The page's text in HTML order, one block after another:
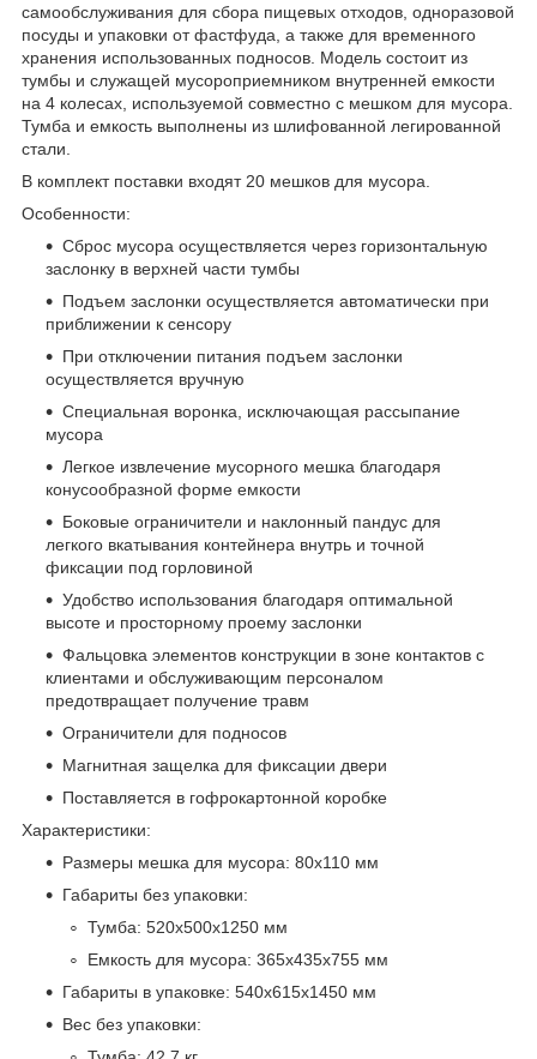
самообслуживания для сбора пищевых отходов, одноразовой
посуды и упаковки от фастфуда, а также для временного
хранения использованных подносов. Модель состоит из
тумбы и служащей мусороприемником внутренней емкости
на 4 колесах, используемой совместно с мешком для мусора.
Тумба и емкость выполнены из шлифованной легированной
стали.
В комплект поставки входят 20 мешков для мусора.
Особенности:
Сброс мусора осуществляется через горизонтальную
заслонку в верхней части тумбы
Подъем заслонки осуществляется автоматически при
приближении к сенсору
При отключении питания подъем заслонки
осуществляется вручную
Специальная воронка, исключающая рассыпание
мусора
Легкое извлечение мусорного мешка благодаря
конусообразной форме емкости
Боковые ограничители и наклонный пандус для
легкого вкатывания контейнера внутрь и точной
фиксации под горловиной
Удобство использования благодаря оптимальной
высоте и просторному проему заслонки
Фальцовка элементов конструкции в зоне контактов с
клиентами и обслуживающим персоналом
предотвращает получение травм
Ограничители для подносов
Магнитная защелка для фиксации двери
Поставляется в гофрокартонной коробке
Характеристики:
Размеры мешка для мусора: 80х110 мм
Габариты без упаковки:
Тумба: 520х500х1250 мм
Емкость для мусора: 365х435х755 мм
Габариты в упаковке: 540х615х1450 мм
Вес без упаковки: